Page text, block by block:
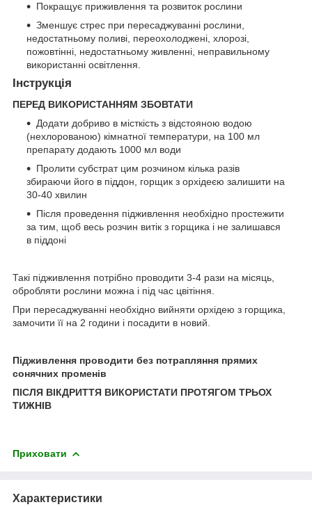
Покращує приживлення та розвиток рослини
Зменшує стрес при пересаджуванні рослини,
недостатньому поливі, переохолоджені, хлорозі,
пожовтінні, недостатньому живленні, неправильному
використанні освітлення.
Інструкція
ПЕРЕД ВИКОРИСТАННЯМ ЗБОВТАТИ
Додати добриво в місткість з відстояною водою
(нехлорованою) кімнатної температури, на 100 мл
препарату додають 1000 мл води
Пролити субстрат цим розчином кілька разів
збираючи його в піддон, горщик з орхідеєю залишити на
30-40 хвилин
Після проведення підживлення необхідно простежити
за тим, щоб весь розчин витік з горщика і не залишався
в піддоні
Такі підживлення потрібно проводити 3-4 рази на місяць,
обробляти рослини можна і під час цвітіння.
При пересаджуванні необхідно вийняти орхідею з горщика,
замочити її на 2 години і посадити в новий.
Підживлення проводити без потрапляння прямих
сонячних променів
ПІСЛЯ ВІКДРИТТЯ ВИКОРИСТАТИ ПРОТЯГОМ ТРЬОХ
ТИЖНІВ
Приховати
Характеристики